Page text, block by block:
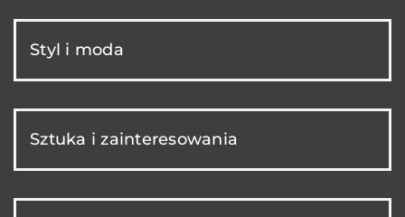
Styl i moda
Sztuka i zainteresowania